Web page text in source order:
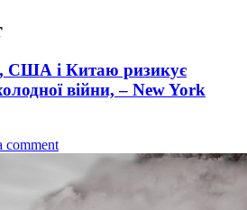
США і Китаю ризикує
війни, – New York
comment